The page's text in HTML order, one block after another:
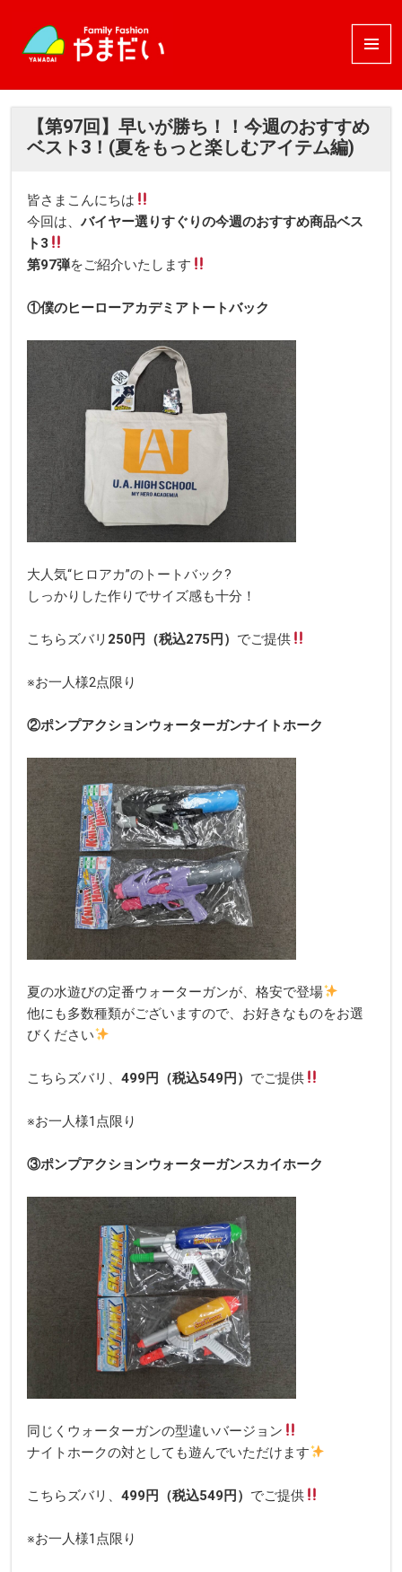
メニュ
ーとウ
ット
【第97回】早いが勝ち！！今週のおすすめ
ベスト3！(夏をもっと楽しむアイテム編)
皆さまこんにちは
今回は、バイヤー選りすぐりの今週のおすすめ商品ベス
ト3
第97弾をご紹介いたします
①僕のヒーローアカデミアトートバック
大人気“ヒロアカ”のトートバック?
しっかりした作りでサイズ感も十分！
こちらズバリ 250円（税込275円） でご提供
※お一人様2点限り
②ポンプアクションウォーターガンナイトホーク
夏の水遊びの定番ウォーターガンが、格安で登場
他にも多数種類がございますので、お好きなものをお選
びください
こちらズバリ、499円（税込549 円） でご提供
※お一人様1点限り
③ポンプアクションウォーターガンスカイホーク
同じくウォーターガンの型違いバージョン
ナイトホークの対としても遊んでいただけます
こちらズバリ、499円（税込549円） でご提供
※お一人様1点限り